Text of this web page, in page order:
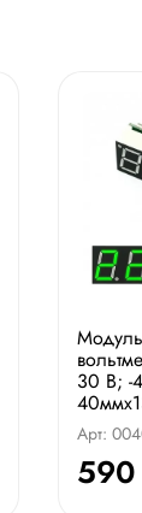
30 В; -
Арт: